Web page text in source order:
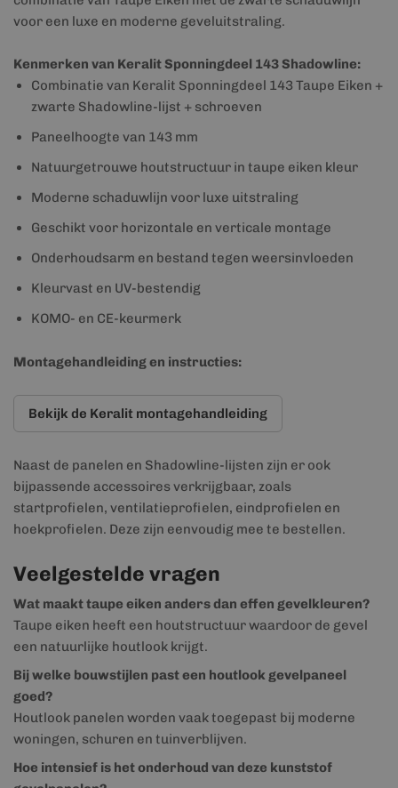
voor een luxe en moderne geveluitstraling.
Kenmerken van Keralit Sponningdeel 143 Shadowline:
Combinatie van Keralit Sponningdeel 143 Taupe Eiken +
zwarte Shadowline-lijst + schroeven
Paneelhoogte van 143 mm
Natuurgetrouwe houtstructuur in taupe eiken kleur
Moderne schaduwlijn voor luxe uitstraling
Geschikt voor horizontale en verticale montage
Onderhoudsarm en bestand tegen weersinvloeden
Kleurvast en UV-bestendig
KOMO- en CE-keurmerk
Montagehandleiding en instructies:
Bekijk de Keralit montagehandleiding
Naast de panelen en Shadowline-lijsten zijn er ook
bijpassende accessoires verkrijgbaar, zoals
startprofielen, ventilatieprofielen, eindprofielen en
hoekprofielen. Deze zijn eenvoudig mee te bestellen.
Veelgestelde vragen
Wat maakt taupe eiken anders dan effen gevelkleuren?
Taupe eiken heeft een houtstructuur waardoor de gevel
een natuurlijke houtlook krijgt.
Bij welke bouwstijlen past een houtlook gevelpaneel
goed?
Houtlook panelen worden vaak toegepast bij moderne
woningen, schuren en tuinverblijven.
Hoe intensief is het onderhoud van deze kunststof